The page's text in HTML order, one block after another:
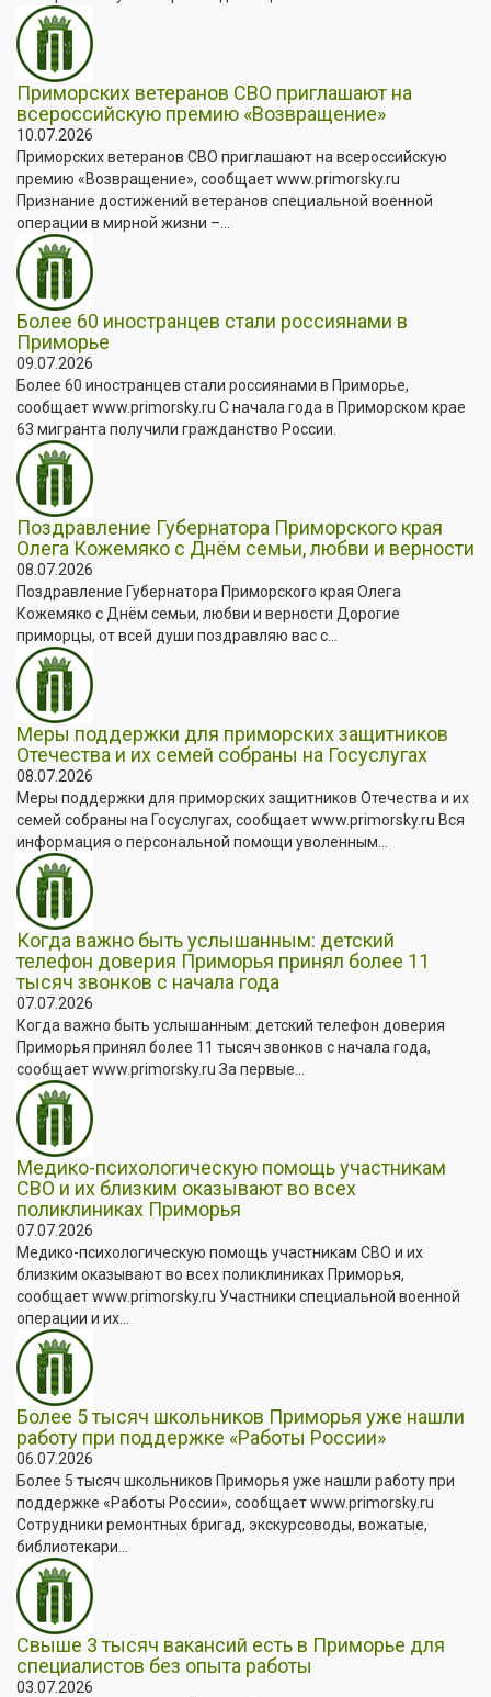
Приморских ветеранов СВО приглашают на
всероссийскую премию «Возвращение»
10.07.2026
Приморских ветеранов СВО приглашают на всероссийскую
премию «Возвращение», сообщает www.primorsky.ru
Признание достижений ветеранов специальной военной
операции в мирной жизни –...
Более 60 иностранцев стали россиянами в
Приморье
09.07.2026
Более 60 иностранцев стали россиянами в Приморье,
сообщает www.primorsky.ru С начала года в Приморском крае
63 мигранта получили гражданство России.
Поздравление Губернатора Приморского края
Олега Кожемяко с Днём семьи, любви и верности
08.07.2026
Поздравление Губернатора Приморского края Олега
Кожемяко с Днём семьи, любви и верности Дорогие
приморцы, от всей души поздравляю вас с...
Меры поддержки для приморских защитников
Отечества и их семей собраны на Госуслугах
08.07.2026
Меры поддержки для приморских защитников Отечества и их
семей собраны на Госуслугах, сообщает www.primorsky.ru Вся
информация о персональной помощи уволенным...
Когда важно быть услышанным: детский
телефон доверия Приморья принял более 11
тысяч звонков с начала года
07.07.2026
Когда важно быть услышанным: детский телефон доверия
Приморья принял более 11 тысяч звонков с начала года,
сообщает www.primorsky.ru За первые...
Медико-психологическую помощь участникам
СВО и их близким оказывают во всех
поликлиниках Приморья
07.07.2026
Медико-психологическую помощь участникам СВО и их
близким оказывают во всех поликлиниках Приморья,
сообщает www.primorsky.ru Участники специальной военной
операции и их...
Более 5 тысяч школьников Приморья уже нашли
работу при поддержке «Работы России»
06.07.2026
Более 5 тысяч школьников Приморья уже нашли работу при
поддержке «Работы России», сообщает www.primorsky.ru
Сотрудники ремонтных бригад, экскурсоводы, вожатые,
библиотекари...
Свыше 3 тысяч вакансий есть в Приморье для
специалистов без опыта работы
03.07.2026